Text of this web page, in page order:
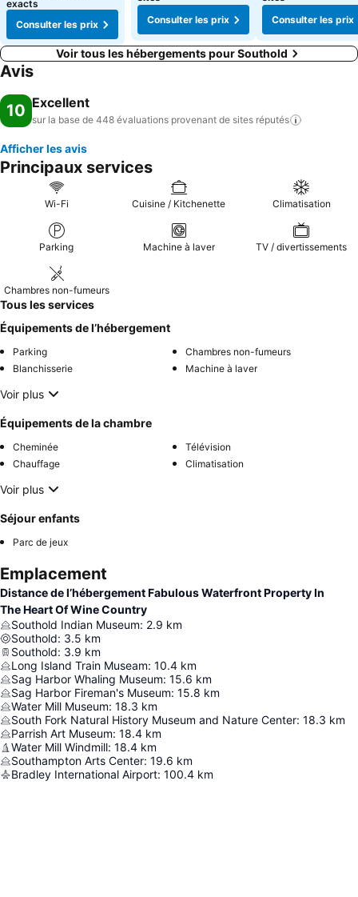
exacts
Consulter les prix
Consulter les prix
Consulter les prix
Voir tous les hébergements pour Southold
Avis
10 Excellent
sur la base de 448 évaluations provenant de sites réputés
Afficher les avis
Principaux services
Wi-Fi Cuisine / Kitchenette Climatisation
Parking Machine à laver TV / divertissements
Chambres non-fumeurs
Tous les services
Équipements de l’hébergement
Parking
Chambres non-fumeurs
Blanchisserie
Machine à laver
Voir plus
Équipements de la chambre
Cheminée
Télévision
Chauffage
Climatisation
Voir plus
Séjour enfants
Parc de jeux
Emplacement
Distance de l’hébergement Fabulous Waterfront Property In
The Heart Of Wine Country
Southold Indian Museum: 2.9 km
Southold: 3.5 km
Southold: 3.9 km
Long Island Train Museam: 10.4 km
Sag Harbor Whaling Museum: 15.6 km
Sag Harbor Fireman's Museum: 15.8 km
Water Mill Museum: 18.3 km
South Fork Natural History Museum and Nature Center: 18.3 km
Parrish Art Museum: 18.4 km
Water Mill Windmill: 18.4 km
Southampton Arts Center: 19.6 km
Bradley International Airport: 100.4 km